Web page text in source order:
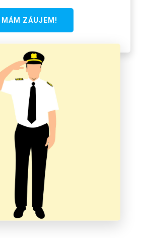
MÁM ZÁUJEM!